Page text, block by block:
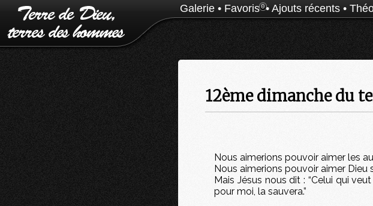
Galerie • Favoris0• Ajouts récents •
12ème dimanche du
Nous aimerions pouvoir aimer les
Nous aimerions pouvoir aimer Dieu
Mais Jésus nous dit : “Celui qui
pour moi, la sauvera.”